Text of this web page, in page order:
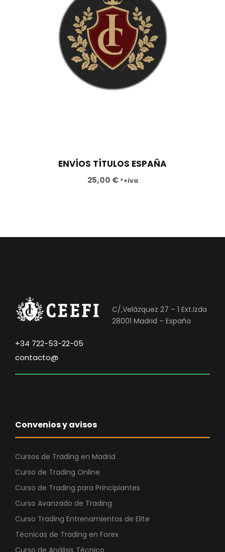
0
€
.
ENVÍOS TÍTULOS ESPAÑA
25,00 € *+iva
C/,Velázquez 27 – 1 Ext.Izda
28001 Madrid – España
+34 722-53-22-05
contacto@
Convenios y avisos
Cursos de Trading en Madrid
Curso de Trading Online
Curso de Trading para Principiantes
Curso Avanzado de Trading
Curso Trading Entrenamientos de Elite
Técnicas de Trading en Forex
Curso de Análisis Técnico